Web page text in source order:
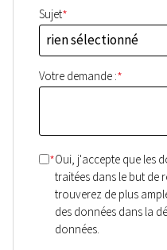
Sujet*
rien sélectionné
Votre demande :*
*Oui, j'accepte que les
traitées dans le but de
trouverez de plus
des données dans la
données.